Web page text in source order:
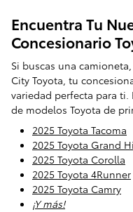
Encuentra Tu
Concesionario
Si buscas una
City Toyota, tu
variedad perfecta para
de modelos Toyota de
2025 Toyota Tacoma
2025 Toyota Grand
2025 Toyota Corolla
2025 Toyota 4Runner
2025 Toyota Camry
¡Y más!